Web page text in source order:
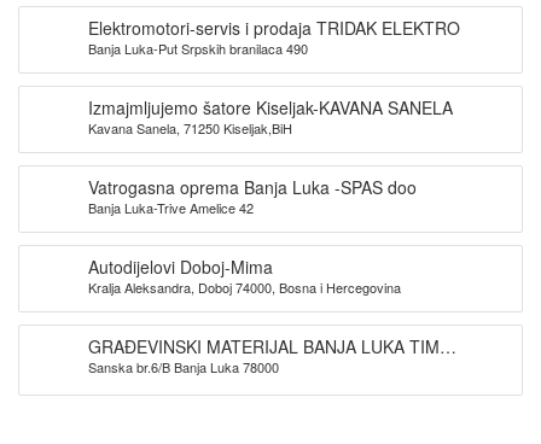
Elektromotori-servis i prodaja TRIDAK ELEKTRO
Banja Luka-Put Srpskih branilaca 490
Izmajmljujemo šatore Kiseljak-KAVANA SANELA
Kavana Sanela, 71250 Kiseljak,BiH
Vatrogasna oprema Banja Luka -SPAS doo
Banja Luka-Trive Amelice 42
Autodijelovi Doboj-Mima
Kralja Aleksandra, Doboj 74000, Bosna i Hercegovina
GRAĐEVINSKI MATERIJAL BANJA LUKA TIM
PROMET DOO
Sanska br.6/B Banja Luka 78000